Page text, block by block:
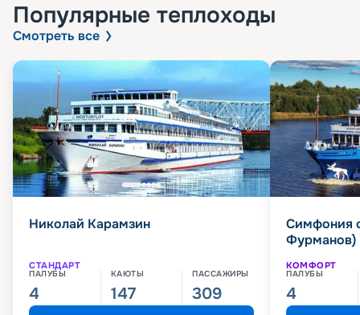
Популярные теплоходы
Смотреть все
Николай Карамзин
СТАНДАРТ
ПАЛУБЫ
4
КАЮТЫ
147
ПАССАЖИРЫ
309
Симфония
Фурманов)
КОМФОРТ
ПАЛУБЫ
4